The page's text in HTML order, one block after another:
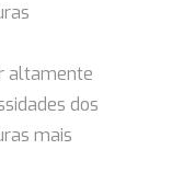
altamente
dos
mais